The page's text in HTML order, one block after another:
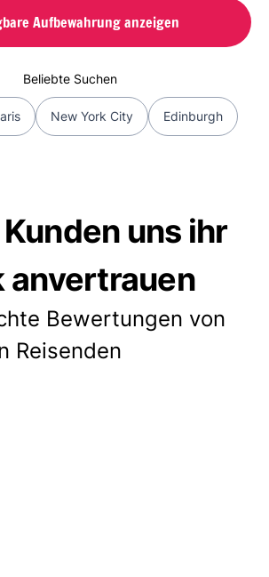
Aufbewahrung anzeigen
Beliebte Suchen
New York City Edinburgh
uns ihr
anvertrauen
Bewertungen von
Reisenden